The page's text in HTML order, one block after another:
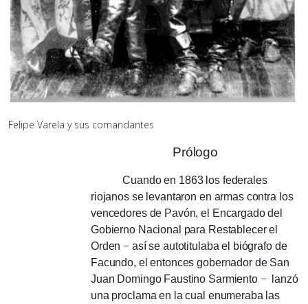
Felipe Varela y sus comandantes
Prólogo
Cuando en 1863 los federales
riojanos se levantaron en armas contra los
vencedores de Pavón, el Encargado del
Gobierno Nacional para Restablecer el
Orden− así se autotitulaba el biógrafo de
Facundo, el entonces gobernador de San
Juan Domingo Faustino Sarmiento −lanzó
una proclama en la cual enumeraba las